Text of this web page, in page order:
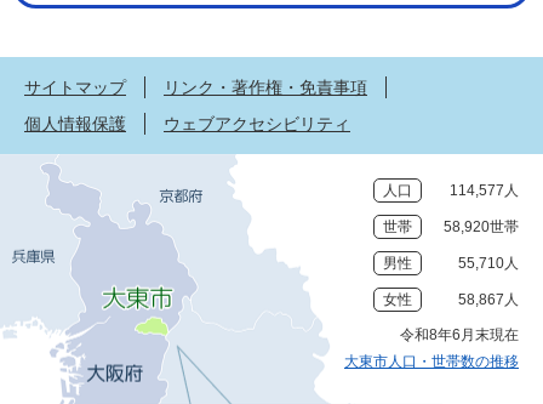
サイトマップ
リンク・著作権・免責事項
個人情報保護
ウェブアクセシビリティ
人口 114,577人
世帯 58,920世帯
男性 55,710人
女性 58,867人
令和8年6月末現在
大東市人口・世帯数の推移